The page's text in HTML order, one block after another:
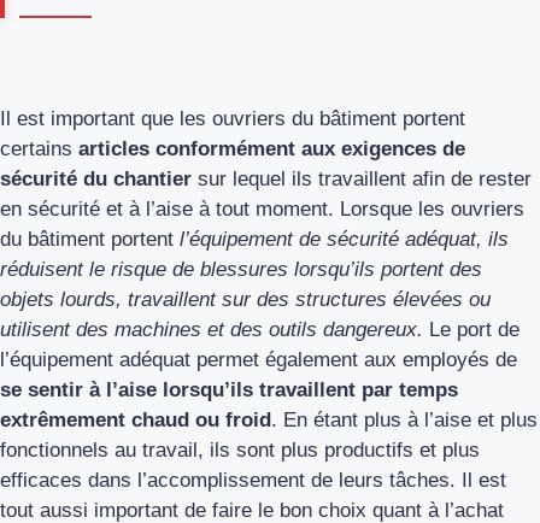
Il est important que les ouvriers du bâtiment portent
certains articles conformément aux exigences de
sécurité du chantier sur lequel ils travaillent afin de rester
en sécurité et à l’aise à tout moment. Lorsque les ouvriers
du bâtiment portent l’équipement de sécurité adéquat, ils
réduisent le risque de blessures lorsqu’ils portent des
objets lourds, travaillent sur des structures élevées ou
utilisent des machines et des outils dangereux. Le port de
l’équipement adéquat permet également aux employés de
se sentir à l’aise lorsqu’ils travaillent par temps
extrêmement chaud ou froid. En étant plus à l’aise et plus
fonctionnels au travail, ils sont plus productifs et plus
efficaces dans l’accomplissement de leurs tâches. Il est
tout aussi important de faire le bon choix quant à l’achat